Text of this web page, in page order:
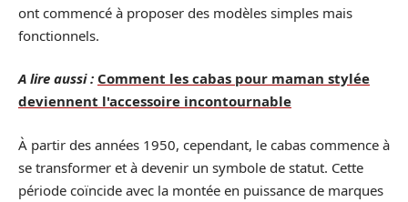
ont commencé à proposer des modèles simples mais
fonctionnels.
A lire aussi : Comment les cabas pour maman stylée
deviennent l'accessoire incontournable
À partir des années 1950, cependant, le cabas commence à
se transformer et à devenir un symbole de statut. Cette
période coïncide avec la montée en puissance de marques